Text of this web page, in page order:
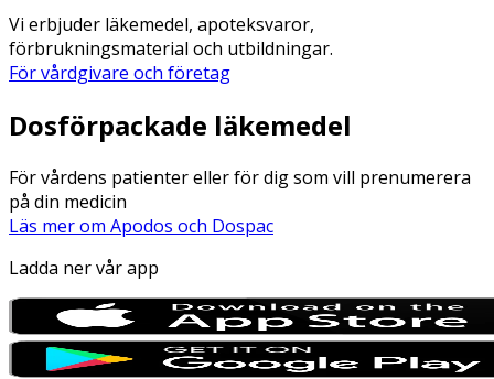
Vi erbjuder läkemedel, apoteksvaror,
förbrukningsmaterial och utbildningar.
För vårdgivare och företag
Dosförpackade läkemedel
För vårdens patienter eller för dig som vill prenumerera
på din medicin
Läs mer om Apodos och Dospac
Ladda ner vår app